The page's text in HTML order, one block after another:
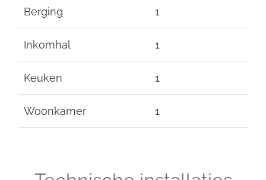
Berging 1
Inkomhal 1
Keuken 1
Woonkamer 1